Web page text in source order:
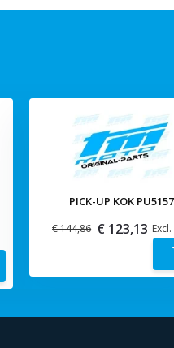
PICK-UP KOK PU5157
€ 144,86 € 123,13